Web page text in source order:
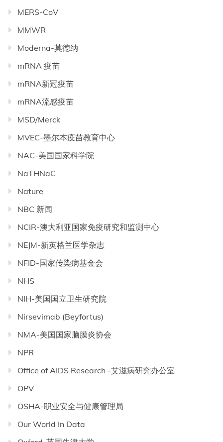
MERS-CoV
MMWR
Moderna-莫德纳
mRNA 疫苗
mRNA新冠疫苗
mRNA流感疫苗
MSD/Merck
MVEC-墨尔本疫苗教育中心
NAC-美国国家科学院
NaTHNaC
Nature
NBC 新闻
NCIR-澳大利亚国家免疫研究和监测中心
NEJM-新英格兰医学杂志
NFID-国家传染病基金会
NHS
NIH-美国国立卫生研究院
Nirsevimab (Beyfortus)
NMA-美国国家脑膜炎协会
NPR
Office of AIDS Research -艾滋病研究办公室
OPV
OSHA-职业安全与健康管理局
Our World In Data